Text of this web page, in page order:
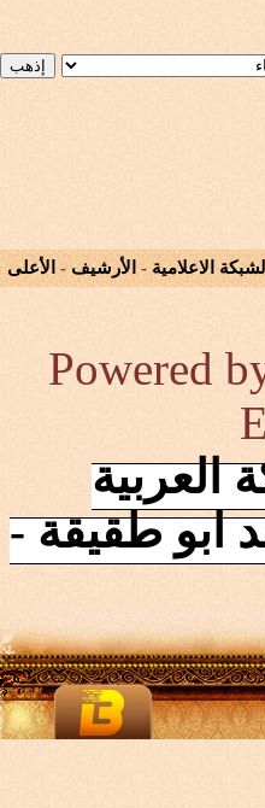
-الأرشيف - الأعلى
العربية
طقيقة -